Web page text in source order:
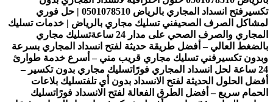
تكسير
فتح انسداد المجاري بالرياض 0501078510 | حل فوري
لمشاكل الصرف الصحيفني تسليك مجاري بالرياض | خدمات تسليك
المجاري والصرف الصحي على مدار 24 ساعة
تسليك مجاري
بالضغط العالي – أفضل طريقة حديثة لفتح انسداد المجاري بسرعة
وبدون تكسير فني تسليك مجاري قريب مني – أسرع خدمة طوارئ
24 ساعة لحل انسداد المجاري فورًا
تسليك مجاري بدون تكسير –
أفضل الحلول الحديثة لفتح الانسداد بدون أي تلفتسليك بلاعات
الحمام سريع – أفضل الطرق الفعالة لفتح الانسداد فورًاتسليك